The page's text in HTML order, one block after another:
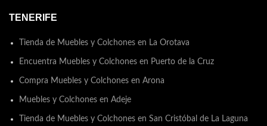
TENERIFE
Tienda de Muebles y Colchones en La Orotava
Encuentra Muebles y Colchones en Puerto de la Cruz
Compra Muebles y Colchones en Arona
Muebles y Colchones en Adeje
Tienda de Muebles y Colchones en San Cristóbal de La Laguna